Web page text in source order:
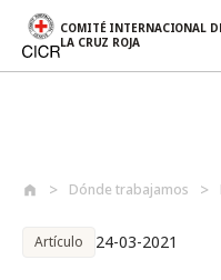
COMITÉ INTERNACIONAL
LA CRUZ ROJA
Dónde trabajamos
Artículo 24-03-2021